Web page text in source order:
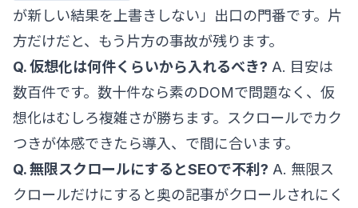
が新しい結果を上書きしない」出口の門番です。片
方だけだと、もう片方の事故が残ります。
Q. 仮想化は何件くらいから入れるべき? A. 目安は
数百件です。数十件なら素のDOMで問題なく、仮
想化はむしろ複雑さが勝ちます。スクロールでカク
つきが体感できたら導入、で間に合います。
Q. 無限スクロールにするとSEOで不利? A. 無限ス
クロールだけにすると奥の記事がクロールされにく